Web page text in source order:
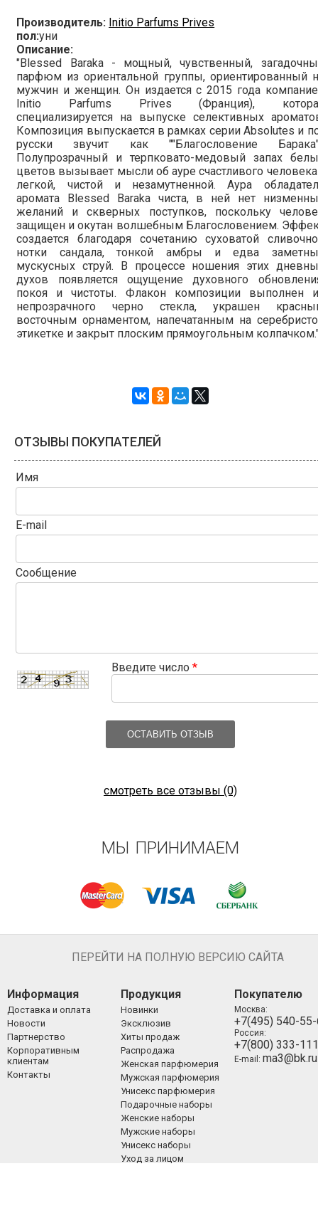
Производитель: Initio Parfums Prives
пол:уни
Описание:
"Blessed Baraka - мощный, чувственный,
парфюм из ориентальной группы, ориентированный
мужчин и женщин. Он издается с 2015 года
Initio Parfums Prives (Франция),
специализируется на выпуске селективных
Композиция выпускается в рамках серии Absolutes и
русски звучит как ""Благословение
Полупрозрачный и терпковато-медовый запах
цветов вызывает мысли об ауре счастливого
легкой, чистой и незамутненной. Аура
аромата Blessed Baraka чиста, в ней нет
желаний и скверных поступков, поскольку
защищен и окутан волшебным Благословением.
создается благодаря сочетанию суховатой
нотки сандала, тонкой амбры и едва
мускусных струй. В процессе ношения этих
духов появляется ощущение духовного
покоя и чистоты. Флакон композиции выполнен
непрозрачного черно стекла, украшен
восточным орнаментом, напечатанным на
этикетке и закрыт плоским прямоугольным
ОТЗЫВЫ ПОКУПАТЕЛЕЙ
Имя
E-mail
Сообщение
Введите число *
ОСТАВИТЬ ОТЗЫВ
смотреть все отзывы (0)
МЫ ПРИНИМАЕМ
ПЕРЕЙТИ НА ПОЛНУЮ ВЕРСИЮ САЙТА
Информация
Доставка и оплата
Новости
Партнерство
Корпоративным
клиентам
Контакты
Продукция
Новинки
Эксклюзив
Хиты продаж
Распродажа
Женская парфюмерия
Мужская парфюмерия
Унисекс парфюмерия
Подарочные наборы
Женские наборы
Мужские наборы
Унисекс наборы
Уход за лицом
Покупателю
Москва:
+7(495) 540-
Россия:
+7(800) 333-
E-mail: ma3@bk.ru